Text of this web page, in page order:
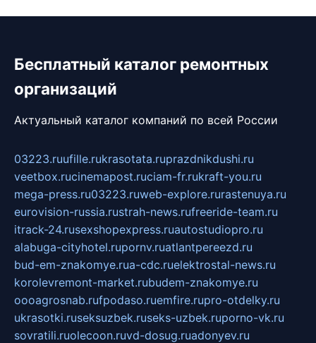
Бесплатный каталог ремонтных
организаций
Актуальный каталог компаний по всей России
03223.ruufille.rukrasotata.ruprazdnikdushi.ru
veetbox.rucinemapost.ruciam-fr.rukraft-you.ru
mega-press.ru03223.ruweb-explore.rurastenuya.ru
eurovision-russia.rustrah-news.rufreeride-team.ru
itrack-24.rusexshopexpress.ruautostudiopro.ru
alabuga-cityhotel.rupornv.ruatlantpereezd.ru
bud-em-znakomye.rua-cdc.ruelektrostal-news.ru
korolevremont-market.rubudem-znakomye.ru
oooagrosnab.rufpodaso.ruemfire.rupro-otdelky.ru
ukrasotki.ruseksuzbek.ruseks-uzbek.ruporno-vk.ru
sovratili.ruolecoon.ruvd-dosug.ruadonyev.ru